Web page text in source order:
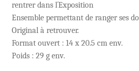
rentrer dans l´Exposition
Ensemble permettant de ranger ses
Original à retrouver.
Format ouvert : 14 x 20.5 cm env.
Poids : 29 g env.